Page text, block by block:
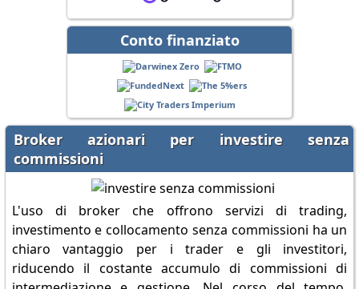
Conto finanziato
Broker azionari per investire senza
commissioni
L'uso di broker che offrono servizi di trading,
investimento e collocamento senza commissioni ha un
chiaro vantaggio per i trader e gli investitori,
riducendo il costante accumulo di commissioni di